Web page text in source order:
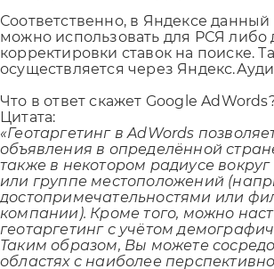
Соответственно, в Яндексе данный
можно использовать для РСЯ либо
корректировки ставок на поиске.
осуществляется через
Что в ответ скажет Google
Цитата:
«Геотаргетинг в AdWords
объявления в определённой
также в некотором радиусе вокруг
или группе местоположений
достопримечательностями или
компании). Кроме того, можно
геотаргетинг с учётом
Таким образом, Вы можете
областях с наиболее